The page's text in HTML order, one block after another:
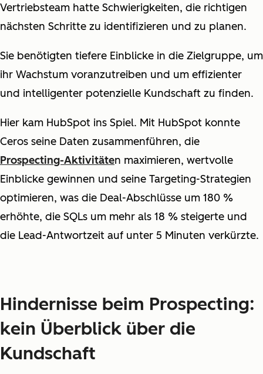
Vertriebsteam hatte Schwierigkeiten, die richtigen
nächsten Schritte zu identifizieren und zu planen.
Sie benötigten tiefere Einblicke in die Zielgruppe, um
ihr Wachstum voranzutreiben und um effizienter
und intelligenter potenzielle Kundschaft zu finden.
Hier kam HubSpot ins Spiel. Mit HubSpot konnte
Ceros seine Daten zusammenführen, die
Prospecting-Aktivitäten maximieren, wertvolle
Einblicke gewinnen und seine Targeting-Strategien
optimieren, was die Deal-Abschlüsse um 180 %
erhöhte, die SQLs um mehr als 18 % steigerte und
die Lead-Antwortzeit auf unter 5 Minuten verkürzte.
Hindernisse beim Prospecting:
kein Überblick über die
Kundschaft